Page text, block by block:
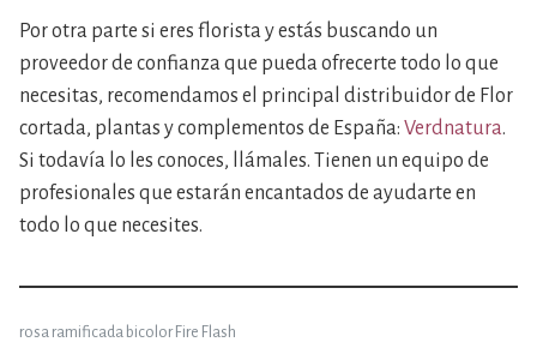
Por otra parte si eres florista y estás buscando un
proveedor de confianza que pueda ofrecerte todo lo que
necesitas, recomendamos el principal distribuidor de Flor
cortada, plantas y complementos de España: Verdnatura.
Si todavía lo les conoces, llámales. Tienen un equipo de
profesionales que estarán encantados de ayudarte en
todo lo que necesites.
rosa ramificada bicolor Fire Flash